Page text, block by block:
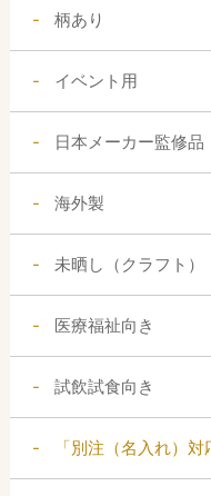
柄あり
イベント用
日本メーカー監修品
海外製
未晒し（クラフト）
医療福祉向き
試飲試食向き
「別注（名入れ）対